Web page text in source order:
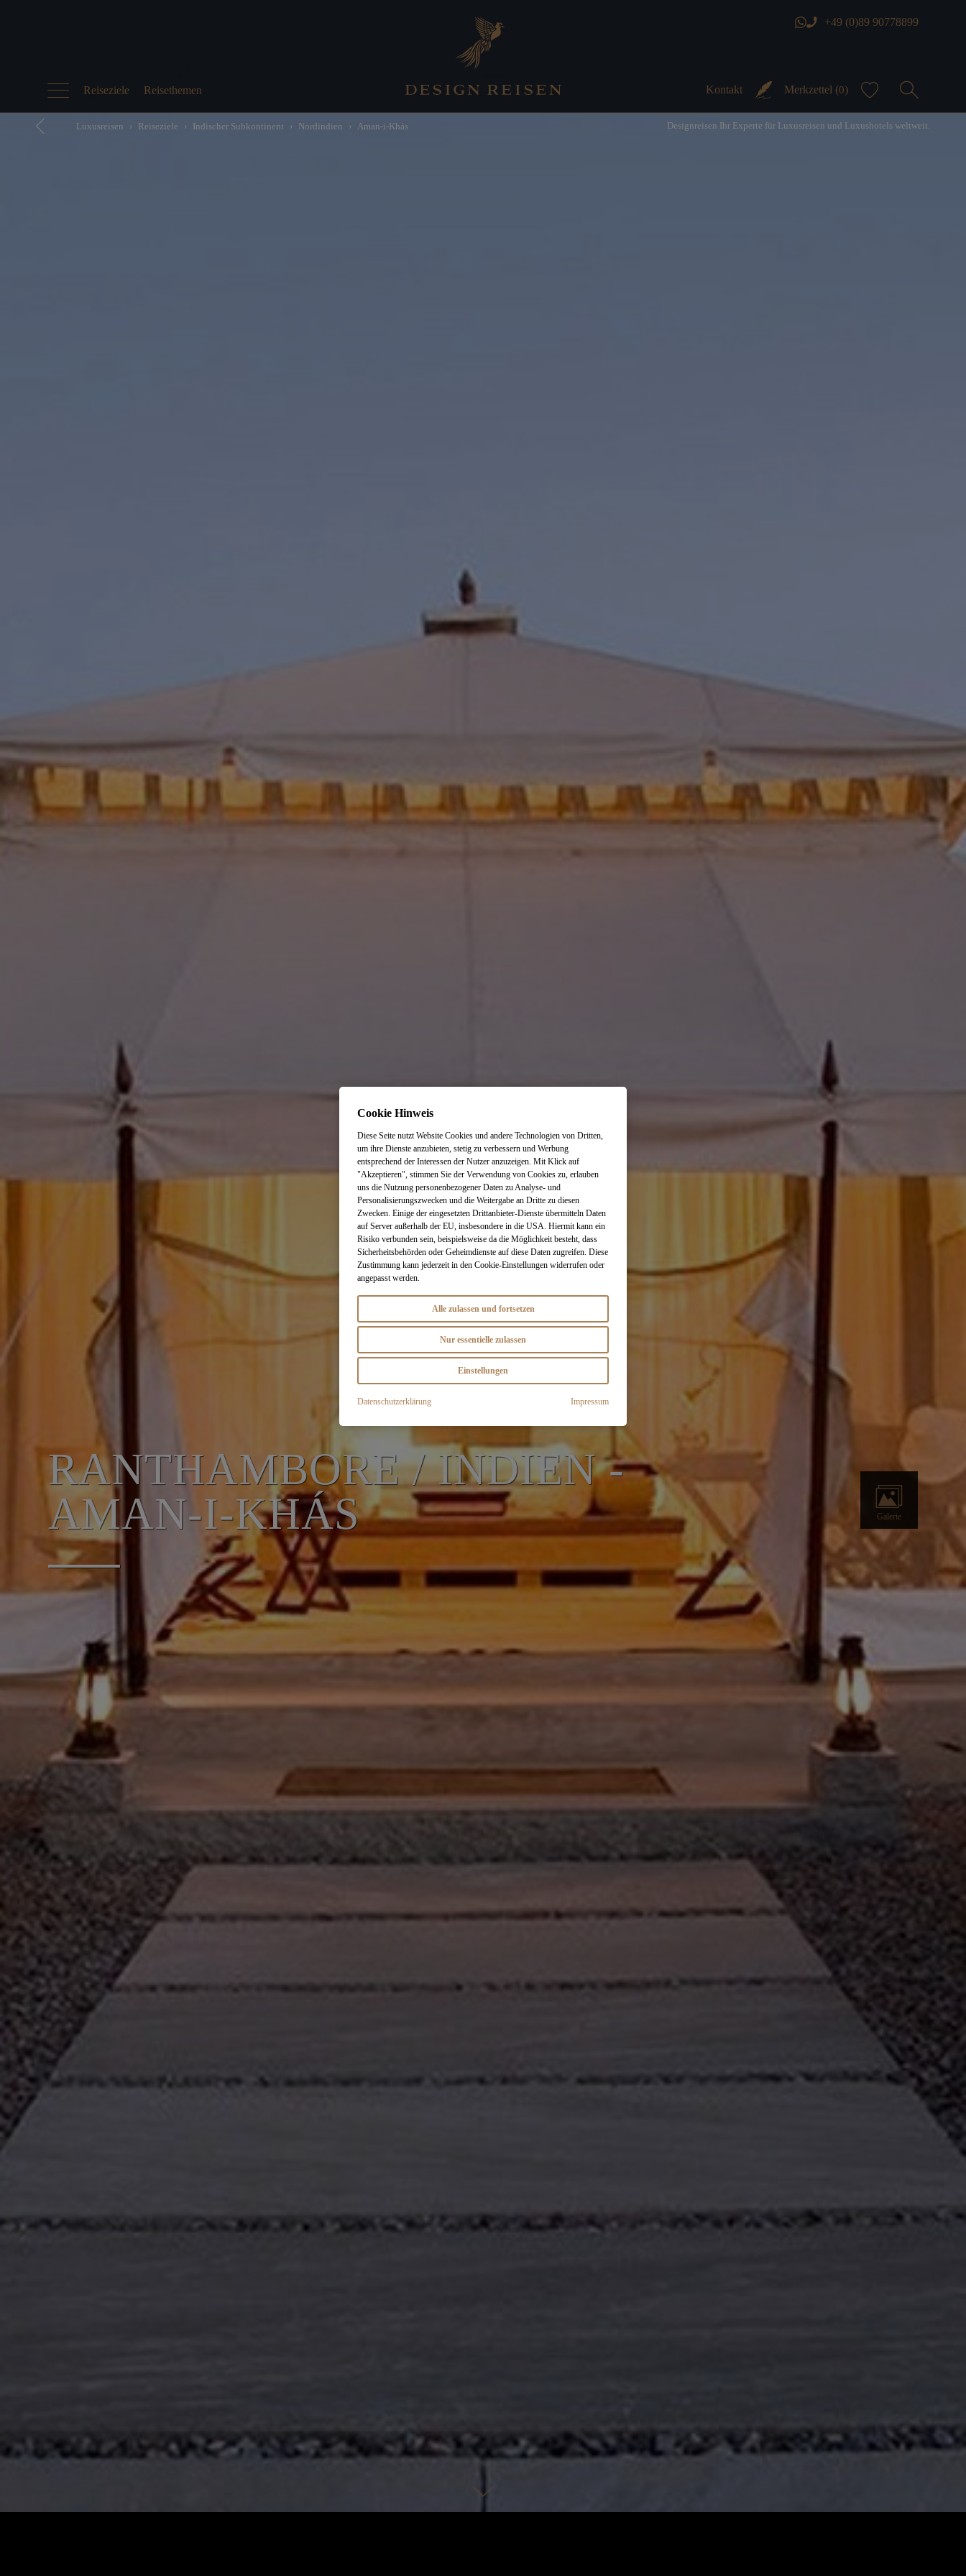
Reiseziele Reisethemen
+49 (0)89 90778899
Kontakt Merkzettel (0)
Luxusreisen Reiseziele Indischer Subkontinent Nordindien Aman-i-Khás Designreisen Ihr Experte für Luxusreisen und Luxushotels weltweit.
RANTHAMBORE / INDIEN -
AMAN-I-KHÁS
Cookie Hinweis
Diese Seite nutzt Website Cookies und andere Technologien von Dritten,
um ihre Dienste anzubieten, stetig zu verbessern und Werbung
entsprechend der Interessen der Nutzer anzuzeigen. Mit Klick auf
"Akzeptieren", stimmen Sie der Verwendung von Cookies zu, erlauben
uns die Nutzung personenbezogener Daten zu Analyse- und
Personalisierungszwecken und die Weitergabe an Dritte zu diesen
Zwecken. Einige der eingesetzten Drittanbieter-Dienste übermitteln Daten
auf Server außerhalb der EU, insbesondere in die USA. Hiermit kann ein
Risiko verbunden sein, beispielsweise da die Möglichkeit besteht, dass
Sicherheitsbehörden oder Geheimdienste auf diese Daten zugreifen. Diese
Zustimmung kann jederzeit in den Cookie-Einstellungen widerrufen oder
angepasst werden.
Alle zulassen und fortsetzen
Nur essentielle zulassen
Einstellungen
Datenschutzerklärung Impressum